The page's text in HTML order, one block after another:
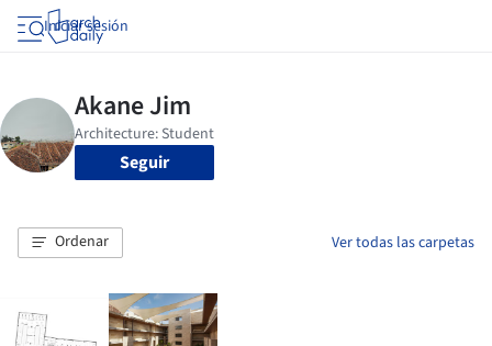
Iniciar sesión
Seguir
Ordenar Ver todas las carpetas